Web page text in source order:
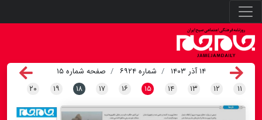
۱۴ آذر ۱۴۰۳ شماره ۶۹۲۴
صفحه شماره ۱۵
۱۱ ۱۲ ۱۳ ۱۴ ۱۵ ۱۶ ۱۷ ۱۸ ۱۹ ۲۰